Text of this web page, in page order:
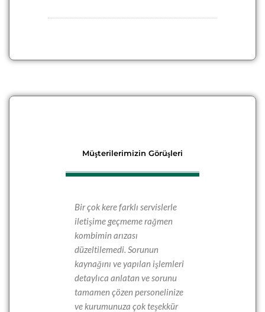
Müşterilerimizin Görüşleri
Bir çok kere farklı servislerle
iletişime geçmeme rağmen
kombimin arızası
düzeltilemedi. Sorunun
kaynağını ve yapılan işlemleri
detaylıca anlatan ve sorunu
tamamen çözen personelinize
ve kurumunuza çok teşekkür